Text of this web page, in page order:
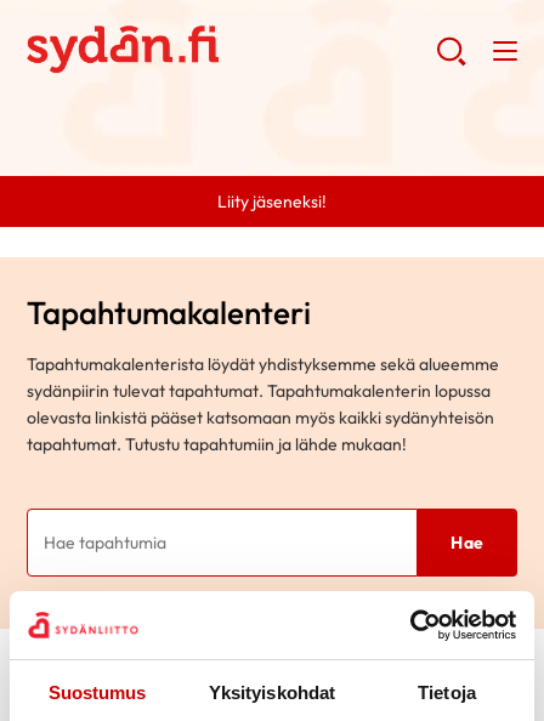
Suostumus Yksityiskohdat Tietoja
Liity jäseneksi!
Tapahtumakalenteri
Tapahtumakalenterista löydät yhdistyksemme sekä alueemme
sydänpiirin tulevat tapahtumat. Tapahtumakalenterin lopussa
olevasta linkistä pääset katsomaan myös kaikki sydänyhteisön
tapahtumat. Tutustu tapahtumiin ja lähde mukaan!
Hae
Vaihda suodattimet